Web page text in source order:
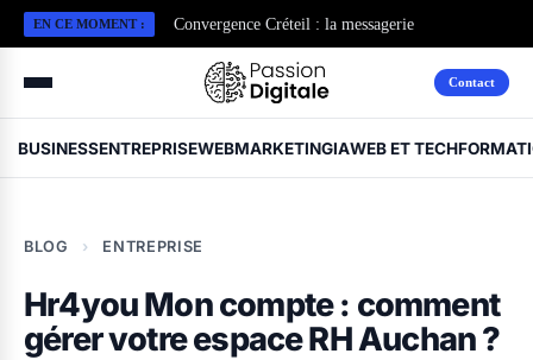
EN CE MOMENT :
Convergence Créteil : la messagerie
professionnelle de l’Académie
Contact
BUSINESSENTREPRISEWEBMARKETINGIAWEB ET TECH
BLOG › ENTREPRISE
Hr4you Mon compte : comment
gérer votre espace RH Auchan ?